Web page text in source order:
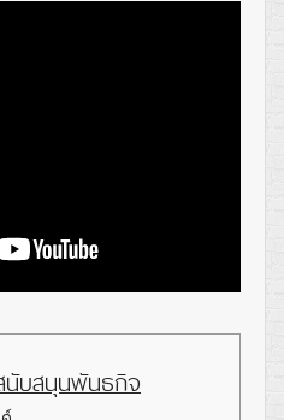
นับสนุนพันธกิจ